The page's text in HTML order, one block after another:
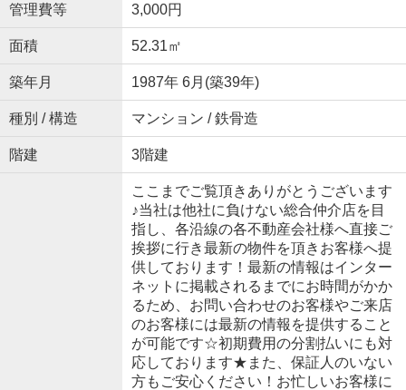
管理費等 3,000円
面積 52.31㎡
築年月 1987年 6月(築39年)
種別 / 構造 マンション / 鉄骨造
階建 3階建
ここまでご覧頂きありがとうございます
♪当社は他社に負けない総合仲介店を目
指し、各沿線の各不動産会社様へ直接ご
挨拶に行き最新の物件を頂きお客様へ提
供しております！最新の情報はインター
ネットに掲載されるまでにお時間がかか
るため、お問い合わせのお客様やご来店
のお客様には最新の情報を提供すること
が可能です☆初期費用の分割払いにも対
応しております★また、保証人のいない
方もご安心ください！お忙しいお客様に